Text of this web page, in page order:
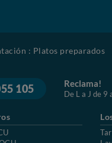
: Platos preparados
105 Reclama!
De L a J de 9